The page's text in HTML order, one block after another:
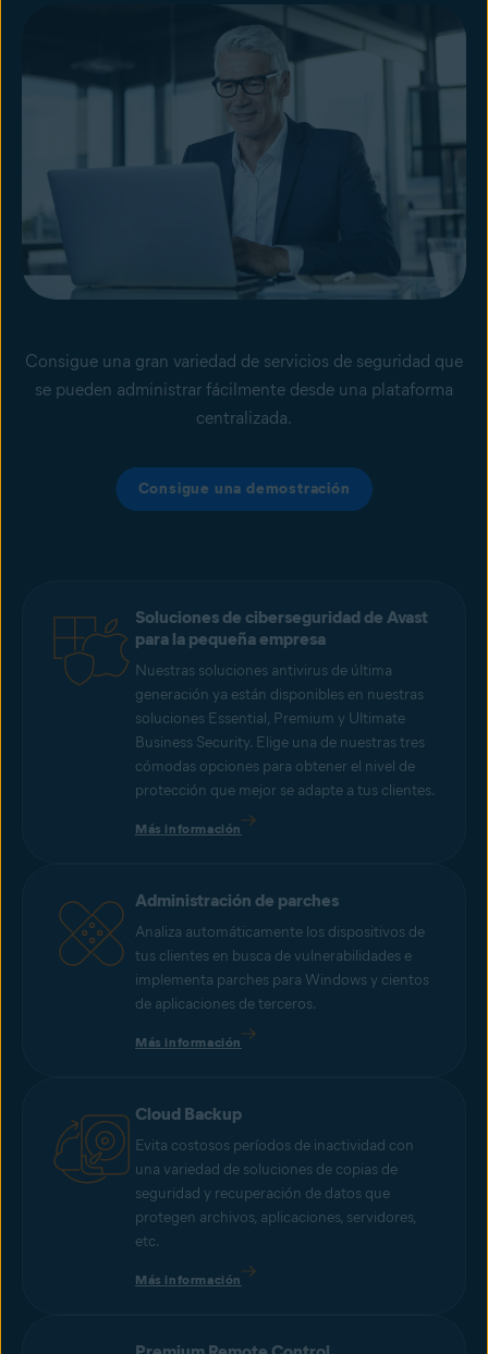
Consigue una gran variedad de servicios de seguridad que
se pueden administrar fácilmente desde una plataforma
centralizada.
Consigue una demostración
Soluciones de ciberseguridad de Avast
para la pequeña empresa
Nuestras soluciones antivirus de última
generación ya están disponibles en nuestras
soluciones Essential, Premium y Ultimate
Business Security. Elige una de nuestras tres
cómodas opciones para obtener el nivel de
protección que mejor se adapte a tus clientes.
Más información
Administración de parches
Analiza automáticamente los dispositivos de
tus clientes en busca de vulnerabilidades e
implementa parches para Windows y cientos
de aplicaciones de terceros.
Más información
Cloud Backup
Evita costosos períodos de inactividad con
una variedad de soluciones de copias de
seguridad y recuperación de datos que
protegen archivos, aplicaciones, servidores,
etc.
Más información